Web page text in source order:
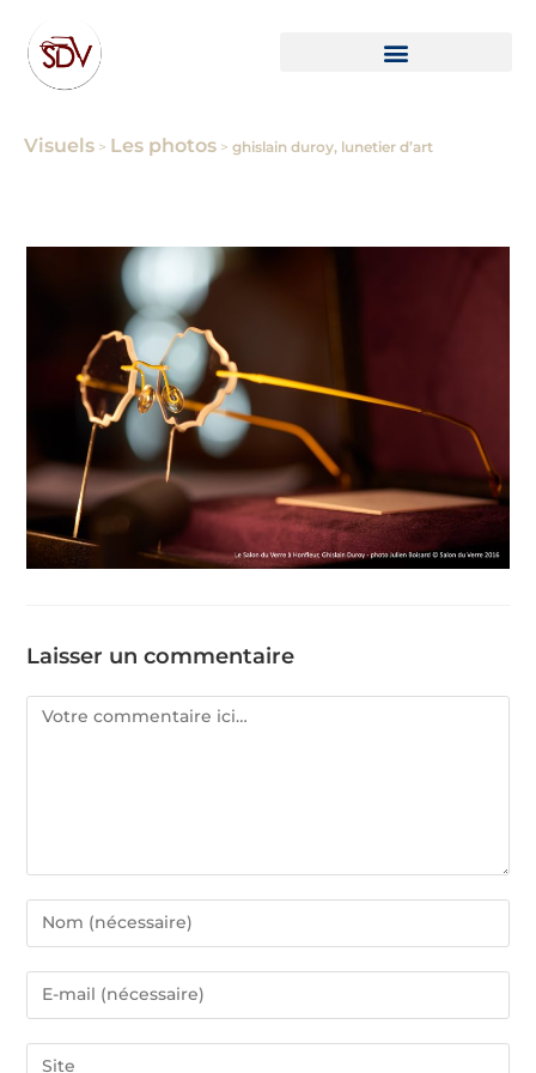
Visuels > Les photos > ghislain duroy, lunetier d’art
Laisser un commentaire